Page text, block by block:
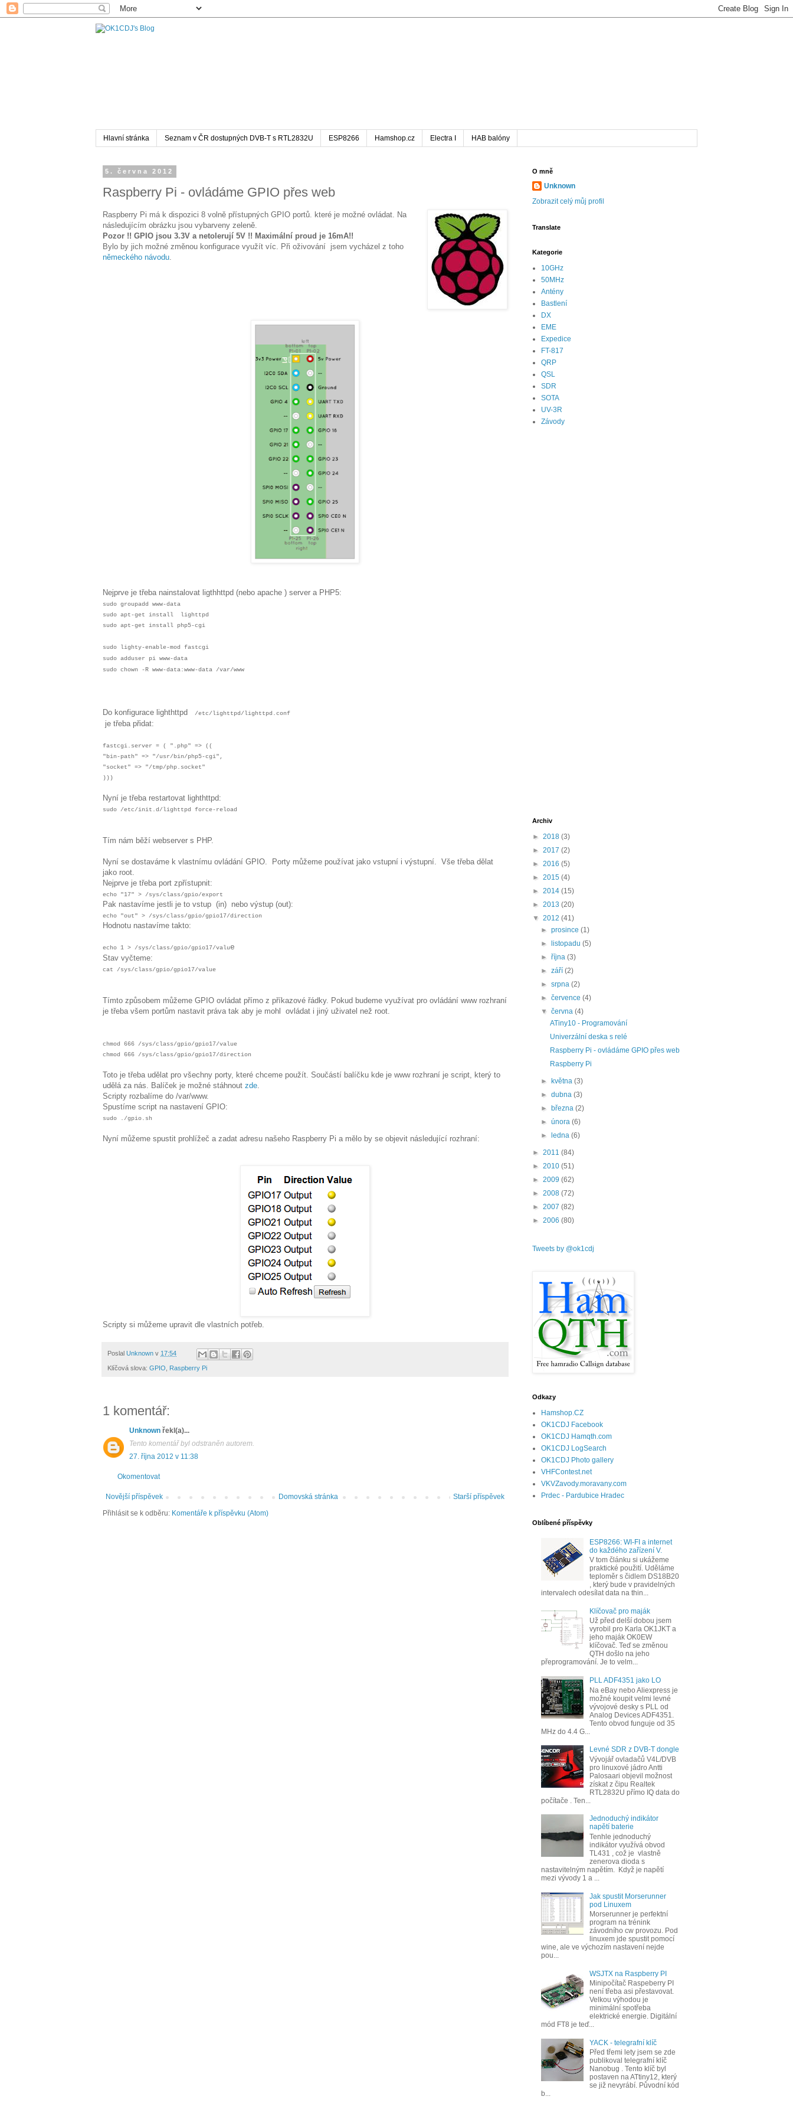
Hlavní stránka Seznam v ČR dostupných DVB-T s RTL2832U ESP8266 Hamshop.cz Electra I HAB balóny
5. června 2012
Raspberry Pi - ovládáme GPIO přes web
Raspberry Pi má k dispozici 8 volně přístupných GPIO portů. které je možné ovládat. Na
následujícím obrázku jsou vybarveny zeleně.
Pozor !! GPIO jsou 3.3V a netolerují 5V !! Maximální proud je 16mA!!
Bylo by jich možné změnou konfigurace využít víc. Při oživování jsem vycházel z toho
německého návodu.
Nejprve je třeba nainstalovat ligthhttpd (nebo apache ) server a PHP5:
sudo groupadd www-data
sudo apt-get install lighttpd
sudo apt-get install php5-cgi
sudo lighty-enable-mod fastcgi
sudo adduser pi www-data
sudo chown -R www-data:www-data /var/www
Do konfigurace lighthttpd /etc/lighttpd/lighttpd.conf
je třeba přidat:
fastcgi.server = ( ".php" => ((
"bin-path" => "/usr/bin/php5-cgi",
"socket" => "/tmp/php.socket"
)))
Nyní je třeba restartovat lighthttpd:
sudo /etc/init.d/lighttpd force-reload
Tím nám běží webserver s PHP.
Nyní se dostaváme k vlastnímu ovládání GPIO. Porty můžeme používat jako vstupní i výstupní. Vše třeba dělat
jako root.
Nejprve je třeba port zpřístupnit:
echo "17" > /sys/class/gpio/export
Pak nastavíme jestli je to vstup (in) nebo výstup (out):
echo "out" > /sys/class/gpio/gpio17/direction
Hodnotu nastavíme takto:
echo 1 > /sys/class/gpio/gpio17/value
Stav vyčteme:
cat /sys/class/gpio/gpio17/value
Tímto způsobem můžeme GPIO ovládat přímo z příkazové řádky. Pokud budeme využívat pro ovládání www rozhraní
je třeba všem portům nastavit práva tak aby je mohl ovládat i jiný uživatel než root.
chmod 666 /sys/class/gpio/gpio17/value
chmod 666 /sys/class/gpio/gpio17/direction
Toto je třeba udělat pro všechny porty, které chceme použít. Součástí balíčku kde je www rozhraní je script, který to
udělá za nás. Balíček je možné stáhnout zde.
Scripty rozbalíme do /var/www.
Spustíme script na nastavení GPIO:
sudo ./gpio.sh
Nyní můžeme spustit prohlížeč a zadat adresu našeho Raspberry Pi a mělo by se objevit následující rozhraní:
Scripty si můžeme upravit dle vlastních potřeb.
Poslal Unknown v 17:54
Klíčová slova: GPIO Raspberry Pi
1 komentář:
Unknown řekl(a)...
Tento komentář byl odstraněn autorem.
27. října 2012 v 11:38
Okomentovat
Novější příspěvek Starší příspěvek
Domovská stránka
Přihlásit se k odběru: Komentáře k příspěvku (Atom)
O mně
Unknown
Zobrazit celý můj profil
Translate
Kategorie
10GHz
50MHz
Antény
Bastlení
DX
EME
Expedice
FT-817
QRP
QSL
SDR
SOTA
UV-3R
Závody
Archiv
► 2018 (3)
► 2017 (2)
► 2016 (5)
► 2015 (4)
► 2014 (15)
► 2013 (20)
▼ 2012 (41)
►prosince(1)
►
listopadu(5)
►října(3)
►září(2)
►srpna(2)
►července(4)
▼června(4)
ATiny10 - Programování
Univerzální deska s relé
Raspberry Pi - ovládáme GPIO přes web
Raspberry Pi
► května(3)
►dubna(3)
► března(2)
►února(6)
►
ledna(6)
► 2011 (84)
► 2010 (51)
► 2009 (62)
► 2008 (72)
► 2007 (82)
► 2006 (80)
Tweets by @ok1cdj
Odkazy
Hamshop.CZ
OK1CDJ Facebook
OK1CDJ Hamqth.com
OK1CDJ LogSearch
OK1CDJ Photo gallery
VHFContest.net
VKVZavody.moravany.com
Prdec - Pardubice Hradec
Oblíbené příspěvky
ESP8266: WI-FI a internet
do každého zařízení V.
V tom článku si ukážeme
praktické použití. Uděláme
teploměr s čidlem DS18B20
, který bude v pravidelných
intervalech odesílat data na thin...
Klíčovač pro maják
Už před delší dobou jsem
vyrobil pro Karla OK1JKT a
jeho maják OK0EW
klíčovač. Teď se změnou
QTH došlo na jeho
přeprogramování. Je to velm...
PLL ADF4351 jako LO
Na eBay nebo Aliexpress je
možné koupit velmi levné
vývojové desky s PLL od
Analog Devices ADF4351.
Tento obvod funguje od 35
MHz do 4.4 G...
Levné SDR z DVB-T dongle
Vývojář ovladačů V4L/DVB
pro linuxové jádro Antti
Palosaari objevil možnost
získat z čipu Realtek
RTL2832U přímo IQ data do
počítače . Ten...
Jednoduchý indikátor
napětí baterie
Tenhle jednoduchý
indikátor využívá obvod
TL431 , což je vlastně
zenerova dioda s
nastavitelným napětím. Když je napětí
mezi vývody 1 a ...
Jak spustit Morserunner
pod Linuxem
Morserunner je perfektní
program na trénink
závodního cw provozu. Pod
linuxem jde spustit pomocí
wine, ale ve výchozím nastavení nejde
pou...
WSJTX na Raspberry PI
Minipočítač Raspeberry PI
není třeba asi přestavovat.
Velkou výhodou je
minimální spotřeba
elektrické energie. Digitální
mód FT8 je teď...
YACK - telegrafní klíč
Před třemi lety jsem se zde
publikoval telegrafní klíč
Nanobug . Tento klíč byl
postaven na ATtiny12, který
se již nevyrábí. Původní kód
b...